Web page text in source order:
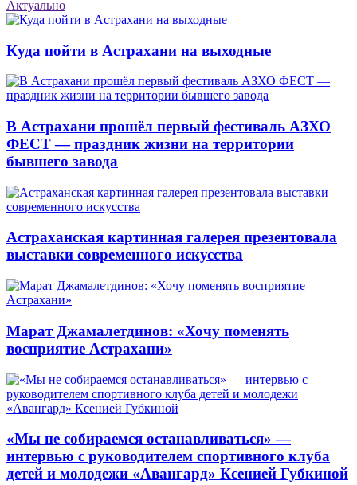
Актуально
Куда пойти в Астрахани на выходные
В Астрахани прошёл первый фестиваль АЗХО
ФЕСТ — праздник жизни на территории
бывшего завода
Астраханская картинная галерея презентовала
выставки современного искусства
Марат Джамалетдинов: «Хочу поменять
восприятие Астрахани»
«Мы не собираемся останавливаться» —
интервью с руководителем спортивного клуба
детей и молодежи «Авангард» Ксенией Губкиной